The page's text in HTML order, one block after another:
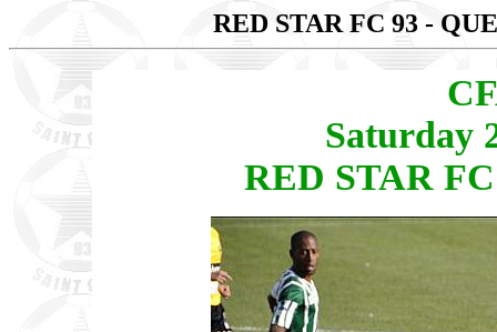
RED STAR FC 93 -
Saturday
RED STAR